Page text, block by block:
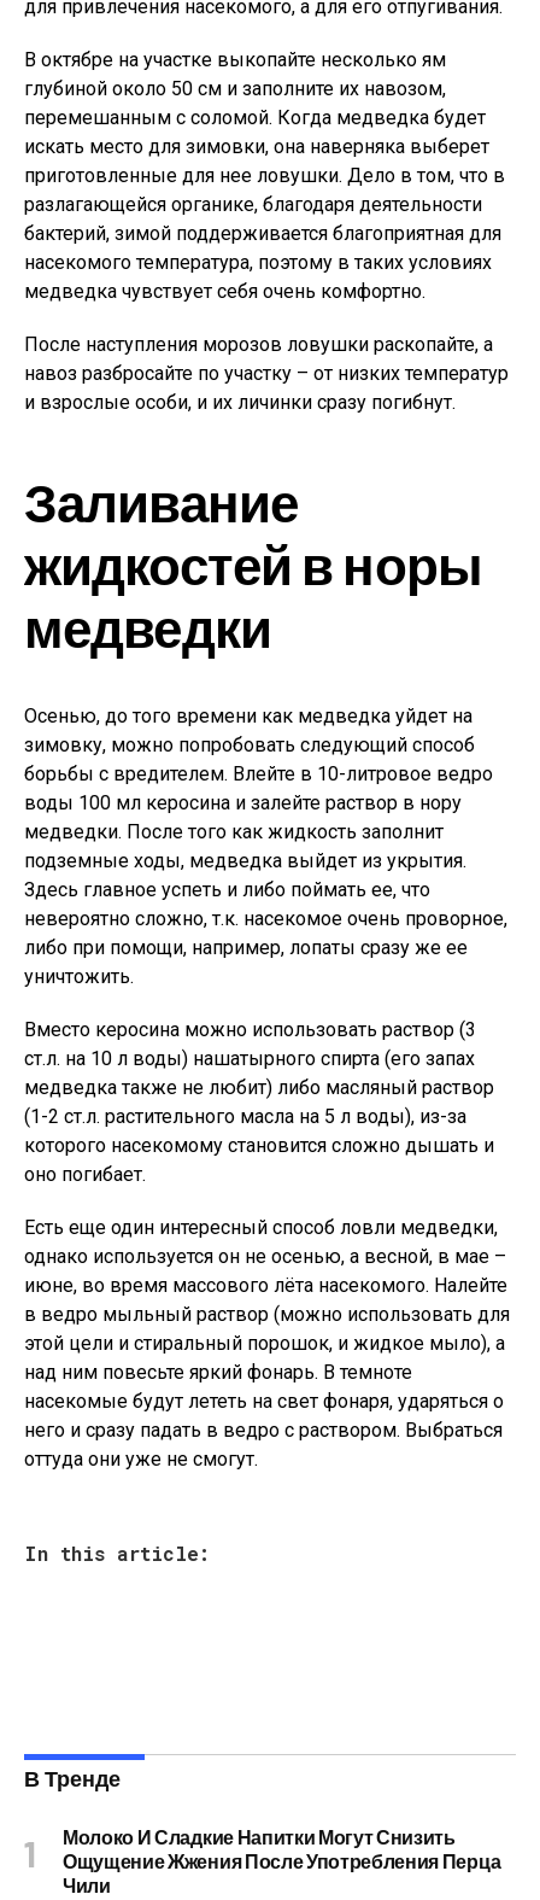
для привлечения насекомого, а для его отпугивания.
В октябре на участке выкопайте несколько ям
глубиной около 50 см и заполните их навозом,
перемешанным с соломой. Когда медведка будет
искать место для зимовки, она наверняка выберет
приготовленные для нее ловушки. Дело в том, что в
разлагающейся органике, благодаря деятельности
бактерий, зимой поддерживается благоприятная для
насекомого температура, поэтому в таких условиях
медведка чувствует себя очень комфортно.
После наступления морозов ловушки раскопайте, а
навоз разбросайте по участку – от низких температур
и взрослые особи, и их личинки сразу погибнут.
Заливание
жидкостей в норы
медведки
Осенью, до того времени как медведка уйдет на
зимовку, можно попробовать следующий способ
борьбы с вредителем. Влейте в 10-литровое ведро
воды 100 мл керосина и залейте раствор в нору
медведки. После того как жидкость заполнит
подземные ходы, медведка выйдет из укрытия.
Здесь главное успеть и либо поймать ее, что
невероятно сложно, т.к. насекомое очень проворное,
либо при помощи, например, лопаты сразу же ее
уничтожить.
Вместо керосина можно использовать раствор (3
ст.л. на 10 л воды) нашатырного спирта (его запах
медведка также не любит) либо масляный раствор
(1-2 ст.л. растительного масла на 5 л воды), из-за
которого насекомому становится сложно дышать и
оно погибает.
Есть еще один интересный способ ловли медведки,
однако используется он не осенью, а весной, в мае –
июне, во время массового лёта насекомого. Налейте
в ведро мыльный раствор (можно использовать для
этой цели и стиральный порошок, и жидкое мыло), а
над ним повесьте яркий фонарь. В темноте
насекомые будут лететь на свет фонаря, ударяться о
него и сразу падать в ведро с раствором. Выбраться
оттуда они уже не смогут.
In this article:
В Тренде
Молоко И Сладкие Напитки Могут Снизить
Ощущение Жжения После Употребления Перца
Чили